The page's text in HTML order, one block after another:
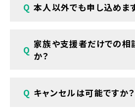
お気軽にお申し込みください。
Q 本人以外でも申し込めま
のお申し込みも可能です。
Q 家族や支援者だけでの相
か？
者の方だけでご相談いただけ
Q キャンセルは可能ですか？